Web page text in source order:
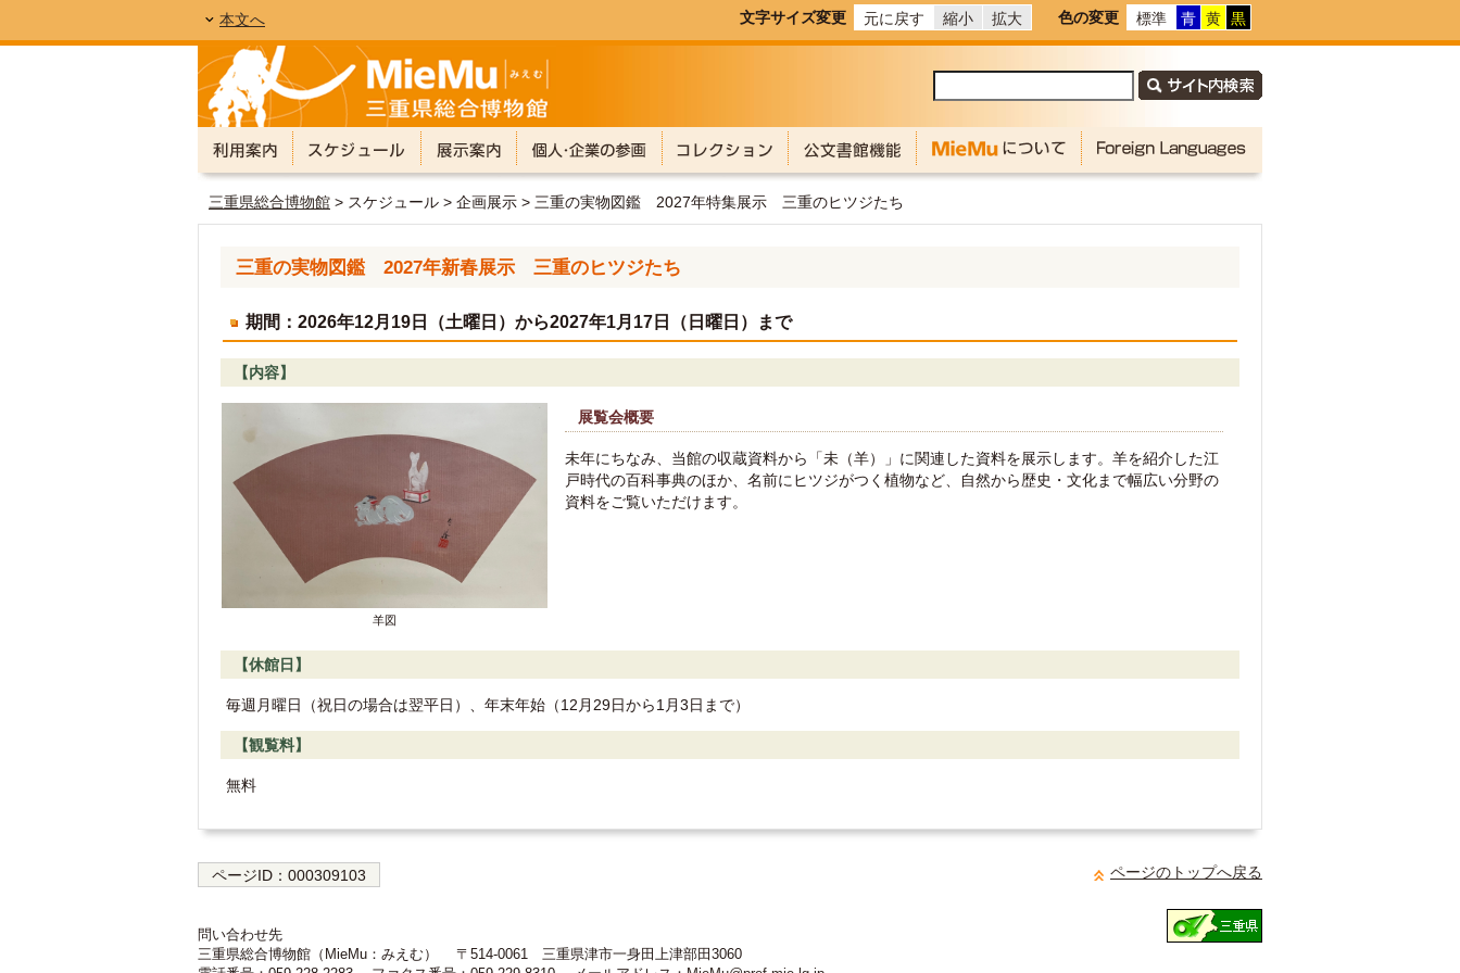
本文へ 文字サイズ変更 元に戻す 縮小 拡大 色の変更 標準 青 黄 黒
三重県総合博物館 > スケジュール > 企画展示 > 三重の実物図鑑 2027年特集展示 三重のヒツジたち
三重の実物図鑑 2027年新春展示 三重のヒツジたち
期間：2026年12月19日（土曜日）から2027年1月17日（日曜日）まで
【内容】
羊図
展覧会概要
未年にちなみ、当館の収蔵資料から「未（羊）」に関連した資料を展示します。羊を紹介した江
戸時代の百科事典のほか、名前にヒツジがつく植物など、自然から歴史・文化まで幅広い分野の
資料をご覧いただけます。
【休館日】
毎週月曜日（祝日の場合は翌平日）、年末年始（12月29日から1月3日まで）
【観覧料】
無料
ページID： 000309103 ページのトップへ戻る
問い合わせ先
三重県総合博物館（MieMu：みえむ）
〒514-0061 三重県津市一身田上津部田3060